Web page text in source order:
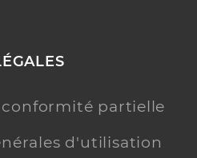
partielle
d'utilisation